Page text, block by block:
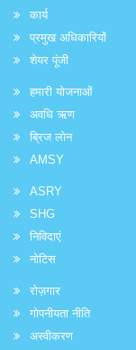
कार्य
प्रमुख अधिकारियों
शेयर पूंजी
हमारी योजनाओं
अवधि ऋण
ब्रिज लोन
AMSY
ASRY
SHG
निविदाएं
नोटिस
रोज़गार
गोपनीयता नीति
अस्वीकरण